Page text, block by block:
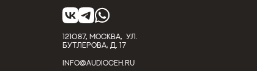
выполнена из прочного ПВХ. Для
Технические характеристики
121087, МОСКВА, УЛ.
БУТЛЕРОВА, Д. 17
INFO@AUDIOCEH.RU